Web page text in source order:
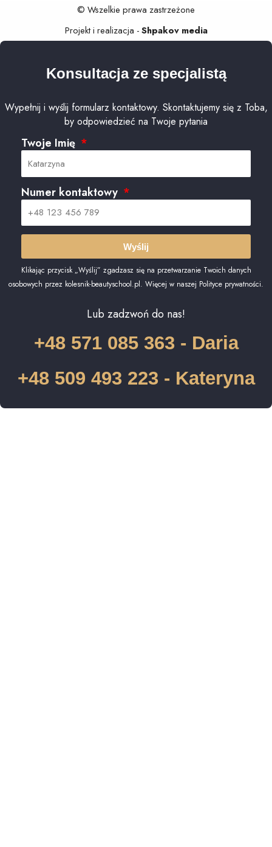
© Wszelkie prawa zastrzeżone
Projekt i realizacja -Shpakov media
Konsultacja ze specjalistą
Wypełnij i wyślij formularz kontaktowy. Skontaktujemy się z Toba,
by odpowiedzieć na Twoje pytania
Twoje Imię
Numer kontaktowy
Wyślij
Klikając przycisk „Wyślij” zgadzasz się na przetwarzanie Twoich danych
osobowych przez kolesnik-beautyschool.pl. Więcej w naszej Polityce prywatności.
Lub zadzwoń do nas!
+48 571 085 363 - Daria
+48 509 493 223 - Kateryna